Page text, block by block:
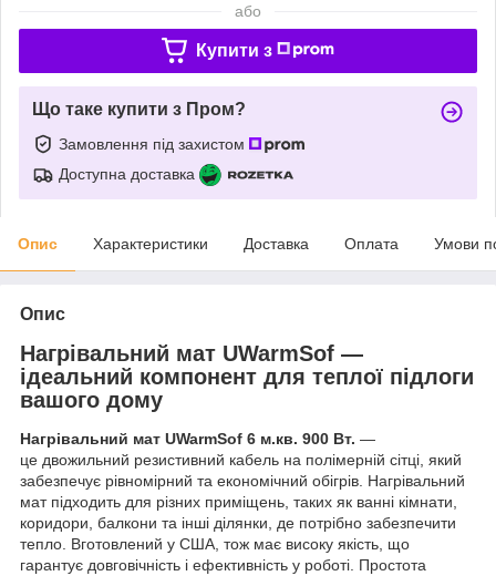
або
Купити з
Що таке купити з Пром?
Замовлення під захистом
Доступна доставка
Опис Характеристики Доставка Оплата Умови
Опис
Нагрівальний мат UWarmSof —
ідеальний компонент для теплої підлоги
вашого дому
Нагрівальний мат UWarmSof 6 м.кв. 900 Вт. —
це двожильний резистивний кабель на полімерній сітці, який
забезпечує рівномірний та економічний обігрів. Нагрівальний
мат підходить для різних приміщень, таких як ванні кімнати,
коридори, балкони та інші ділянки, де потрібно забезпечити
тепло. Вготовлений у США, тож має високу якість, що
гарантує довговічність і ефективність у роботі. Простота